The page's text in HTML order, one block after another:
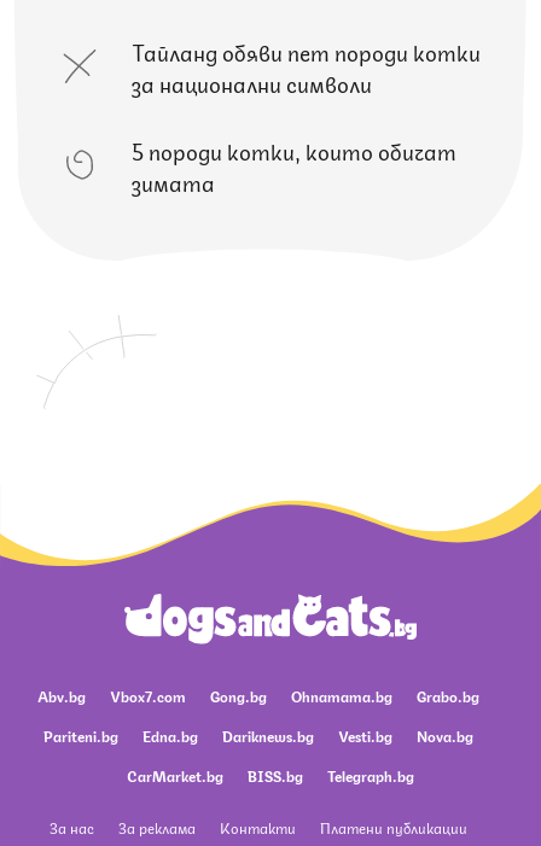
Тайланд обяви пет породи котки
за национални символи
5 породи котки, които обичат
зимата
Abv.bg Vbox7.com Gong.bg Ohnamama.bg
Grabo.bg
Pariteni.bg
Edna.bg Dariknews.bg Vesti.bg
Nova.bg
CarMarket.bg
BISS.bg Telegraph.bg
За нас За реклама Контакти Платени публикации